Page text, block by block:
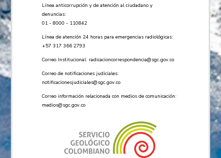
Línea anticorrupción y de atención al ciudadano y
denuncias:
01 - 8000 - 110842
Línea de atención 24 horas para emergencias radiológicas:
+57 ​317 366 2793
Correo Institucional: radicacioncorrespondencia@sgc.gov.co
Correo de notificaciones judiciales:
notificacionesjudiciales@sgc.gov.co
Correo información relacionada con medios de comunicación:
medios@sgc.gov.co